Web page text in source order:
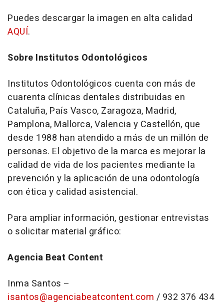
Puedes descargar la imagen en alta calidad
AQUÍ.
Sobre Institutos Odontológicos
Institutos Odontológicos cuenta con más de
cuarenta clínicas dentales distribuidas en
Cataluña, País Vasco, Zaragoza, Madrid,
Pamplona, Mallorca, Valencia y Castellón, que
desde 1988 han atendido a más de un millón de
personas. El objetivo de la marca es mejorar la
calidad de vida de los pacientes mediante la
prevención y la aplicación de una odontología
con ética y calidad asistencial.
Para ampliar información, gestionar entrevistas
o solicitar material gráfico:
Agencia Beat Content
Inma Santos –
isantos@agenciabeatcontent.com / 932 376 434